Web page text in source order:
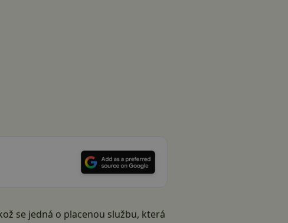
se jedná o placenou službu, která